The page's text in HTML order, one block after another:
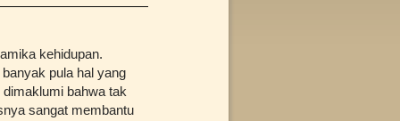
kehidupan.
pula hal yang
bahwa tak
sangat membantu